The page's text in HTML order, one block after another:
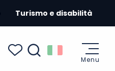
Turismo e disabilità
Menu